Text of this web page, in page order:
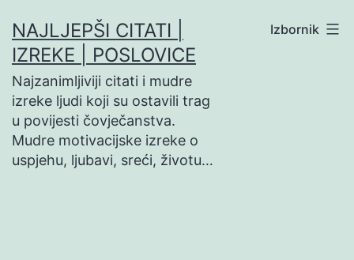
na
sadržaj
NAJLJEPŠI CITATI |
IZREKE | POSLOVICE
Najzanimljiviji citati i mudre
izreke ljudi koji su ostavili trag
u povijesti čovječanstva.
Mudre motivacijske izreke o
uspjehu, ljubavi, sreći, životu…
Izbornik